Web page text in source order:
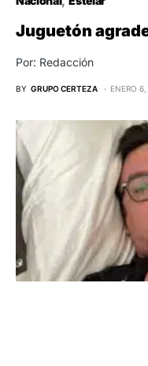
Juguetón
Por: Redacción
BY GRUPO CERTEZA ENERO